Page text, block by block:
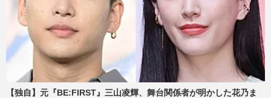
【独自】元『BE:FIRST』三山凌輝、舞台関係者が明かした花乃ま